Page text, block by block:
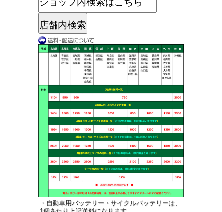
・自動車用バッテリー・サイクルバッテリーは、